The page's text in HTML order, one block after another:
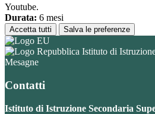
Youtube.
Durata: 6 mesi
Accetta tutti Salva le preferenze
Istituto di
Mesagne
Contatti
Istituto di Istruzione Secondaria